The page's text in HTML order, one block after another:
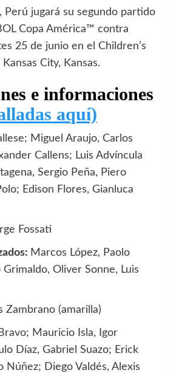
Perú jugará su segundo partido
Copa América™ contra
25 de junio en el Children’s
City, Kansas.
e informaciones
aquí)
Miguel Araujo, Carlos
Callens; Luis Advíncula
Sergio Peña, Piero
Edison Flores, Gianluca
Fossati
Marcos López, Paolo
Oliver Sonne, Luis
Zambrano (amarilla)
Mauricio Isla, Igor
Díaz, Gabriel Suazo; Erick
Núñez; Diego Valdés, Alexis